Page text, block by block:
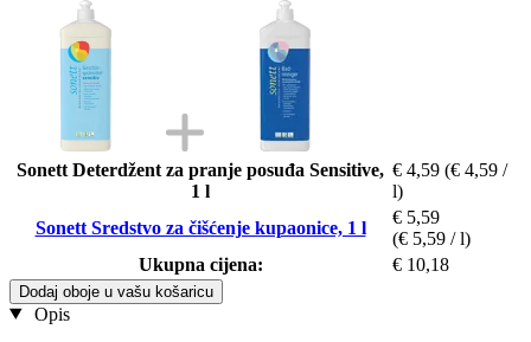
Sonett Deterdžent za pranje posuđa Sensitive,
1 l
€ 4,59 (€ 4,59 /
l)
Sonett Sredstvo za čišćenje kupaonice, 1 l
€ 5,59
(€ 5,59 / l)
Ukupna cijena:
€ 10,18
Dodaj oboje u vašu košaricu
Opis